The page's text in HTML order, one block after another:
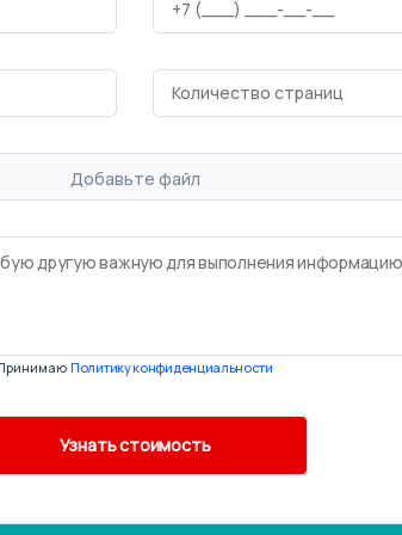
Добавьте файл
Политику конфиденциальности